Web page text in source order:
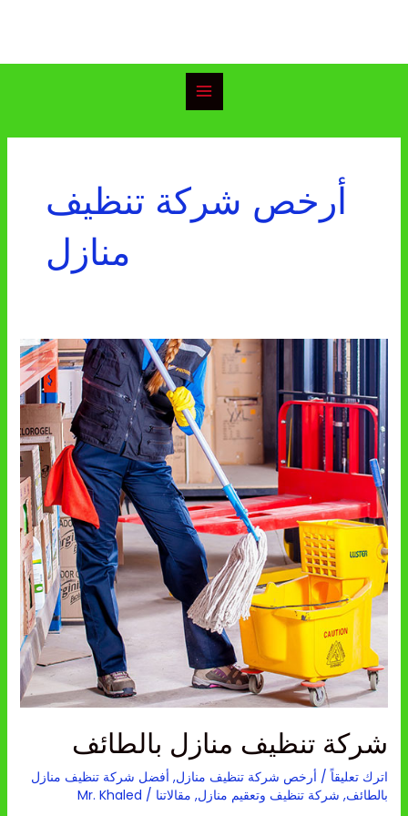
أرخص شركة تنظيف
منازل
شركة تنظيف منازل بالطائف
اترك تعليقاً / أرخص شركة تنظيف منازل, أفضل شركة تنظيف منازل
بالطائف, شركة تنظيف وتعقيم منازل, مقالاتنا /
Mr. Khaled
شركة
تنظيف
منازل
بالطائف